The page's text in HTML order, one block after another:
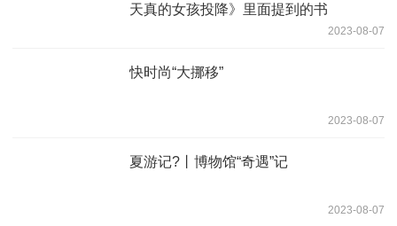
天真的女孩投降》里面提到的书
2023-08-07
快时尚“大挪移”
2023-08-07
夏游记?丨博物馆“奇遇”记
2023-08-07